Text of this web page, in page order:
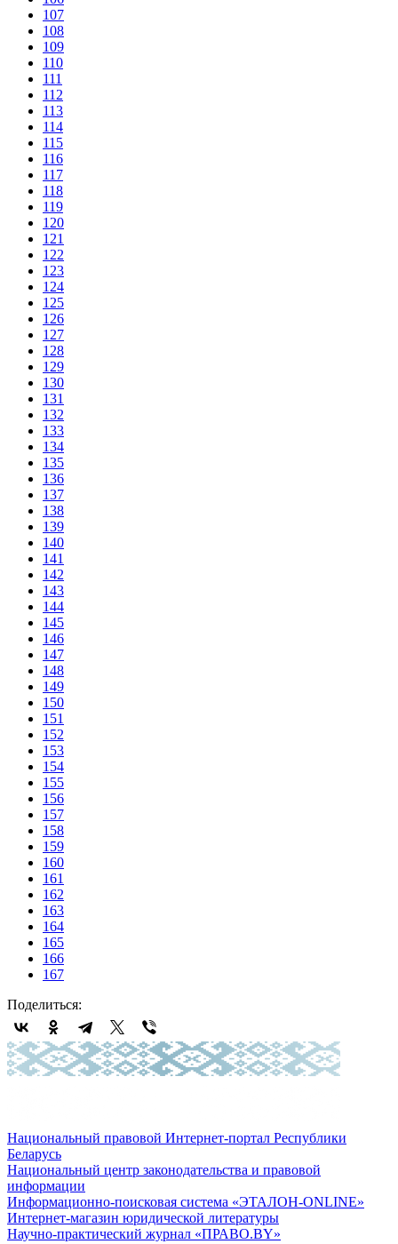
107
108
109
110
111
112
113
114
115
116
117
118
119
120
121
122
123
124
125
126
127
128
129
130
131
132
133
134
135
136
137
138
139
140
141
142
143
144
145
146
147
148
149
150
151
152
153
154
155
156
157
158
159
160
161
162
163
164
165
166
167
Поделиться:
Национальный правовой Интернет-портал Республики
Беларусь
Национальный центр законодательства и правовой
информации
Информационно-поисковая система «ЭТАЛОН-ONLINE»
Интернет-магазин юридической литературы
Научно-практический журнал «ПРАВО.BY»